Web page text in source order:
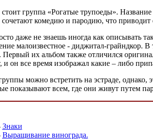
группа «Рогатые трупоеды».
комедию и пародию, что приводит
даже не знаешь иногда как описывать
малоизвестное - диджитал-грайндкор.
Первый их альбом также отличился
он все время изображал какие – либо
можно встретить на эстраде,
показывают всем, где они живут путем
Знаки
Выращивание винограда.